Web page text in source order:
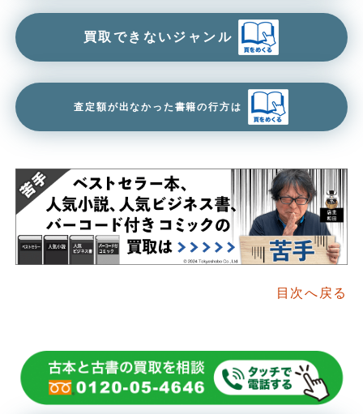
買取できないジャンル
査定額が出なかった書籍の行方は
目次へ戻る